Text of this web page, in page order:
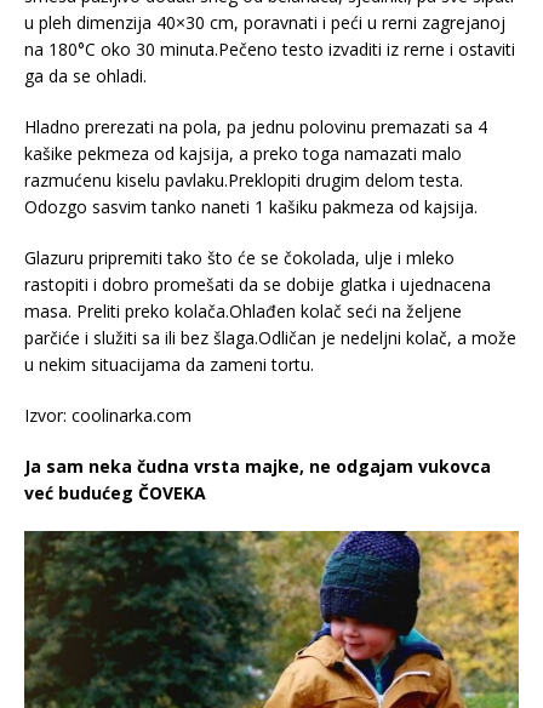
u pleh dimenzija 40×30 cm, poravnati i peći u rerni zagrejanoj
na 180°C oko 30 minuta.Pečeno testo izvaditi iz rerne i ostaviti
ga da se ohladi.
Hladno prerezati na pola, pa jednu polovinu premazati sa 4
kašike pekmeza od kajsija, a preko toga namazati malo
razmućenu kiselu pavlaku.Preklopiti drugim delom testa.
Odozgo sasvim tanko naneti 1 kašiku pakmeza od kajsija.
Glazuru pripremiti tako što će se čokolada, ulje i mleko
rastopiti i dobro promešati da se dobije glatka i ujednacena
masa. Preliti preko kolača.Ohlađen kolač seći na željene
parčiće i služiti sa ili bez šlaga.Odličan je nedeljni kolač, a može
u nekim situacijama da zameni tortu.
Izvor: coolinarka.com
Ja sam neka čudna vrsta majke, ne odgajam vukovca
već budućeg ČOVEKA